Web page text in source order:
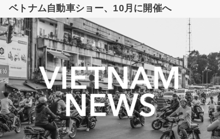
ベトナム自動車ショー、10月に開催へ